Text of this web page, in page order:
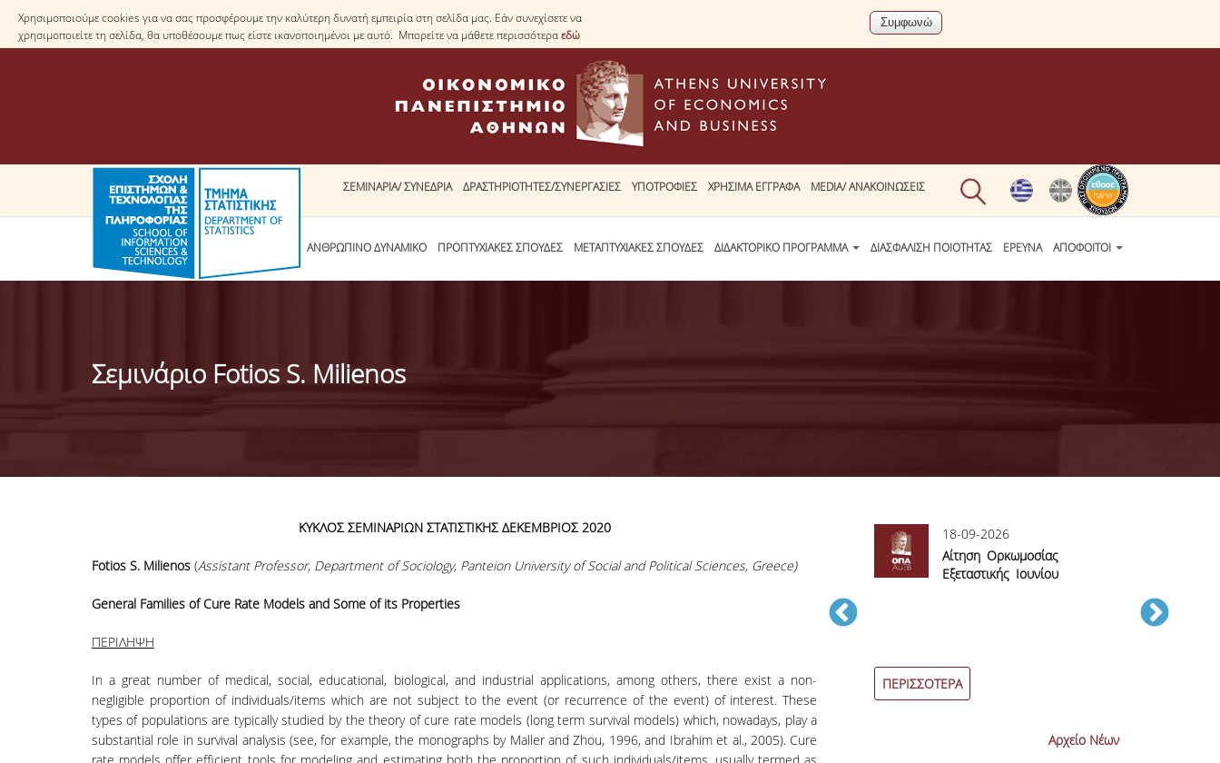
Χρησιμοποιούμε cookies για να σας προσφέρουμε την καλύτερη δυνατή εμπειρία στη σελίδα μας. Εάν συνεχίσετε να
χρησιμοποιείτε τη σελίδα, θα υποθέσουμε πως είστε ικανοποιημένοι με αυτό. Μπορείτε να μάθετε περισσότεραεδώ
ΣΕΜΙΝΑΡΙΑ/ ΣΥΝΕΔΡΙΑ ΔΡΑΣΤΗΡΙΟΤΗΤΕΣ/ΣΥΝΕΡΓΑΣΙΕΣ ΥΠΟΤΡΟΦΙΕΣ ΧΡΗΣΙΜΑ ΕΓΓΡΑΦΑ MEDIA/ ΑΝΑΚΟΙΝΩΣΕΙΣ
ΑΝΘΡΩΠΙΝΟ ΔΥΝΑΜΙΚΟ ΠΡΟΠΤΥΧΙΑΚΕΣ ΣΠΟΥΔΕΣ ΜΕΤΑΠΤΥΧΙΑΚΕΣ ΣΠΟΥΔΕΣ ΔΙΔΑΚΤΟΡΙΚΟ ΠΡΟΓΡΑΜΜΑ ΔΙΑΣΦΑΛΙΣΗ ΠΟΙΟΤΗΤΑΣ ΕΡΕΥΝΑ ΑΠΟΦΟΙΤΟΙ
Σεμινάριο Fotios S. Milienos
ΚΥΚΛΟΣ ΣΕΜΙΝΑΡΙΩΝ ΣΤΑΤΙΣΤΙΚΗΣ ΔΕΚΕΜΒΡΙΟΣ 2020
Fotios S. Milienos (Assistant Professor, Department of Sociology, Panteion University of Social and Political Sciences, Greece)
General Families of Cure Rate Models and Some of its Properties
ΠΕΡΙΛΗΨΗ
In a great number of medical, social, educational, biological, and industrial applications, among others, there exist a non-
negligible proportion of individuals/items which are not subject to the event (or recurrence of the event) of interest. These
types of populations are typically studied by the theory of cure rate models (long term survival models) which, nowadays, play a
substantial role in survival analysis (see, for example, the monographs by Maller and Zhou, 1996, and Ibrahim et al., 2005). Cure
Graduate
ΠΕΡΙΣΣΟΤΕΡΑ
18-09-2026
Αίτηση Ορκωμοσίας
Εξεταστικής Ιουνίου
ΠΕΡΙΣΣΟΤΕΡΑ
Ιουνίου 2026
Αρχείο Νέων